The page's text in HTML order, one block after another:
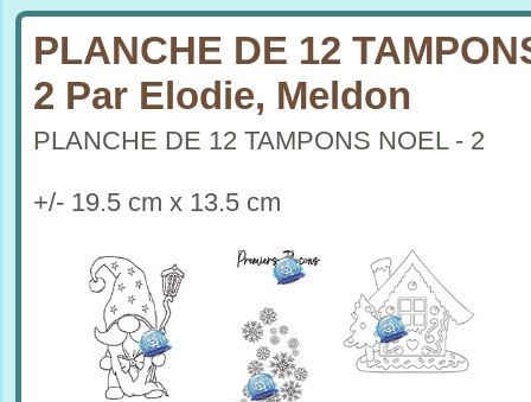
PLANCHE DE 12
2 Par Elodie, Meldon
PLANCHE DE 12 TAMPONS NOEL - 2
+/- 19.5 cm x 13.5 cm